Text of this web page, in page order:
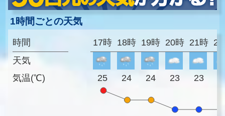
1時間ごとの天気
時間
天気
気温(℃)
17時 18時 19時 20時 21時
25 24 24 23 23